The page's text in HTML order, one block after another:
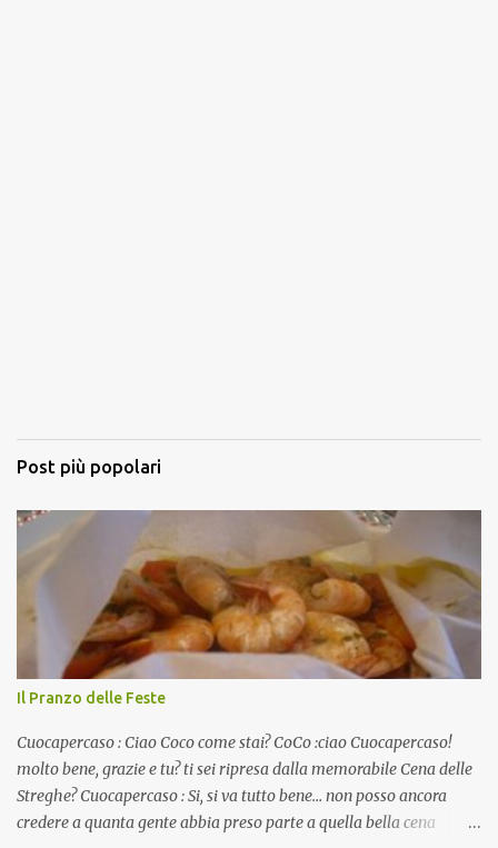
Post più popolari
Il Pranzo delle Feste
Cuocapercaso : Ciao Coco come stai? CoCo :ciao Cuocapercaso!
molto bene, grazie e tu? ti sei ripresa dalla memorabile Cena delle
Streghe? Cuocapercaso : Si, si va tutto bene… non posso ancora
credere a quanta gente abbia preso parte a quella bella cena